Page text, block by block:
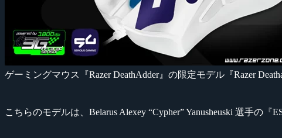
ゲーミングマウス『Razer DeathAdder』の限定モデル『Razer
こちらのモデルは、Belarus Alexey “Cypher” Yanusheuski 選手の